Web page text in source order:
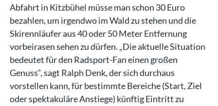
Abfahrt in Kitzbühel müsse man schon 30 Euro
bezahlen, um irgendwo im Wald zu stehen und die
Skirennläufer aus 40 oder 50 Meter Entfernung
vorbeirasen sehen zu dürfen. „Die aktuelle Situation
bedeutet für den Radsport-Fan einen großen
Genuss“, sagt Ralph Denk, der sich durchaus
vorstellen kann, für bestimmte Bereiche (Start, Ziel
oder spektakuläre Anstiege) künftig Eintritt zu